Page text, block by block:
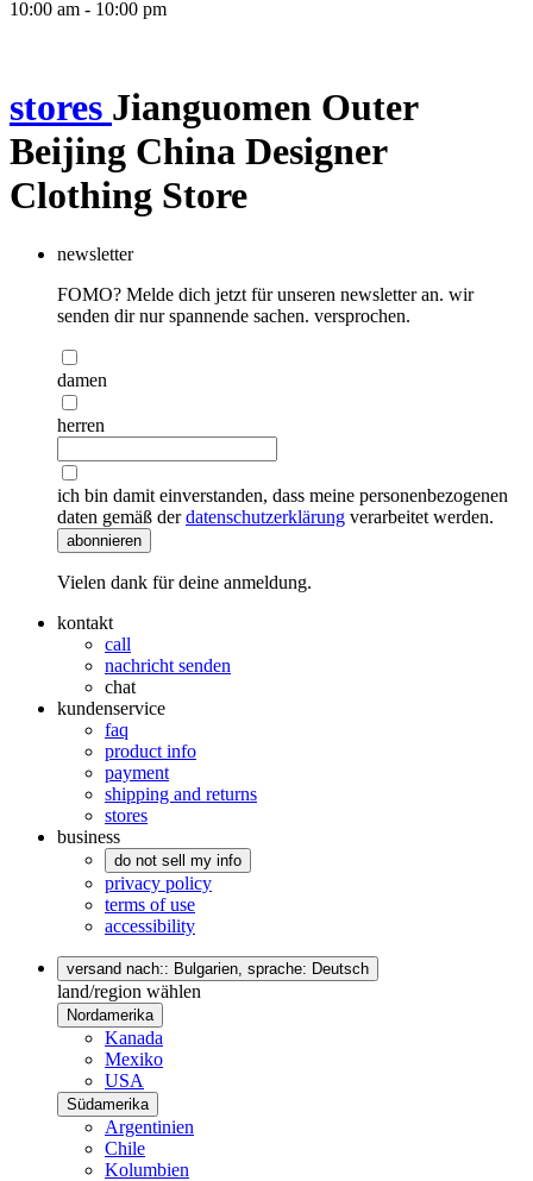
10:00 am - 10:00 pm
stores Jianguomen Outer
Beijing China Designer
Clothing Store
newsletter
FOMO? Melde dich jetzt für unseren newsletter an. wir
senden dir nur spannende sachen. versprochen.
damen
herren
ich bin damit einverstanden, dass meine personenbezogenen
daten gemäß derdatenschutzerklärung verarbeitet werden.
abonnieren
Vielen dank für deine anmeldung.
kontakt
call
nachricht senden
chat
kundenservice
faq
product info
payment
shipping and returns
stores
business
do not sell my info
privacy policy
terms of use
accessibility
versand nach:: Bulgarien, sprache: Deutsch
land/region wählen
Nordamerika
Kanada
Mexiko
USA
Südamerika
Argentinien
Chile
Kolumbien